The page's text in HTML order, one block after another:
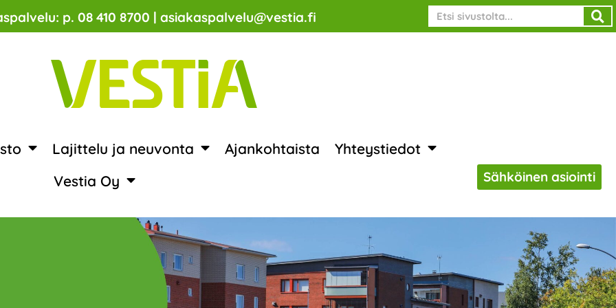
p. 08 410 8700 | asiakaspalvelu@vestia.fi Search
Lajittelu ja neuvonta Ajankohtaista
Yhteystiedot
Vestia Oy
Sähköinen asiointi